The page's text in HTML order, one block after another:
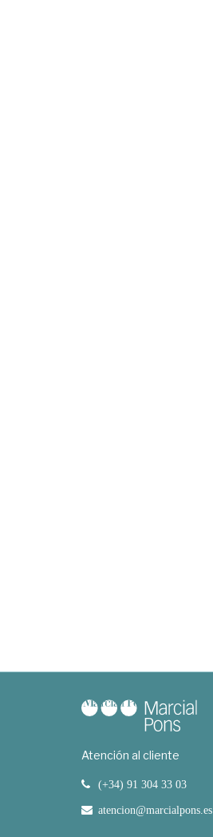
Atención al cliente
(+34) 91 304 33 03
atencion@marcialpons.es